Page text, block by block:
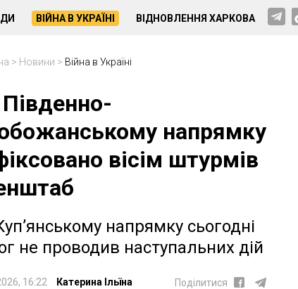
ВІЙНА В УКРАЇНІ ВІДНОВЛЕННЯ ХАРКОВА
> Новини > Війна в Україні
напрямку
вісім штурмів
напрямку сьогодні
не проводив наступальних дій
16:22 Катерина Ільїна Поділитися